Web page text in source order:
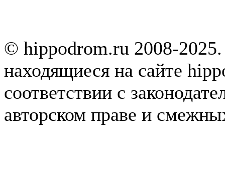
© hippodrom.ru 2008-
находящиеся на сайте
соответствии с
авторском праве и